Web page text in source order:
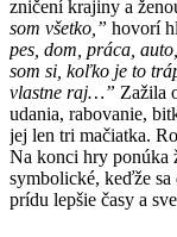
zničení krajiny a
som všetko,” hovorí
pes, dom, práca,
som si, koľko je to
vlastne raj…” Zažila
udania, rabovanie,
jej len tri mačiatka.
Na konci hry ponúka
symbolické, keďže
prídu lepšie časy a